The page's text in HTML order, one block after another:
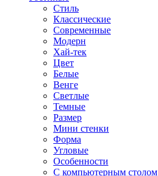
Стиль
Классические
Современные
Модерн
Хай-тек
Цвет
Белые
Венге
Светлые
Темные
Размер
Мини стенки
Форма
Угловые
Особенности
С компьютерным столом